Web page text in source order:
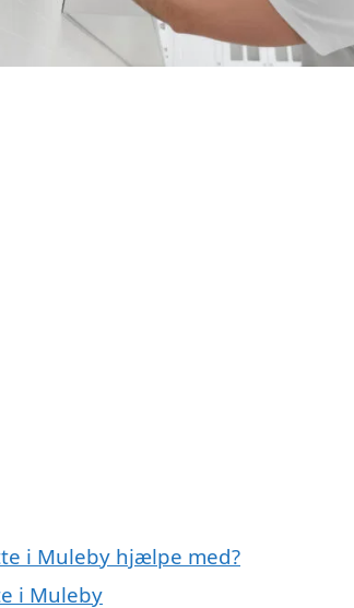
i Muleby hjælpe med?
i Muleby